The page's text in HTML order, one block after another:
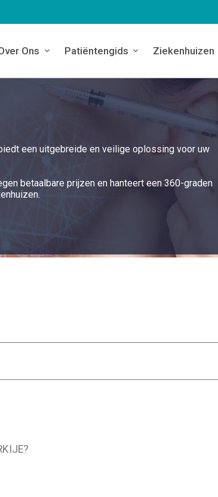
Ons Patiëntengids Ziekenhuizen
een uitgebreide en veilige oplossing voor uw
betaalbare prijzen en hanteert een 360-graden